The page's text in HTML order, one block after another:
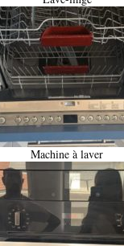
Machine à laver